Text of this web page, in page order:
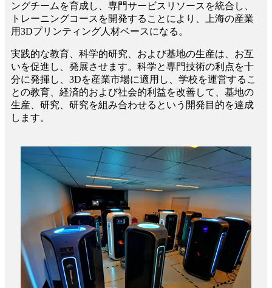
ングチームを育成し、専門サービスリソースを統合し、
トレーニングコースを開発することにより、上海の産業
用3Dプリンティング人材ベースになる。
実践的な教育、科学的研究、および基地の生産は、お互
いを促進し、発展させます。科学と専門技術の利点を十
分に発揮し、3Dを産業市場に適用し、学校を運営するこ
との教育、経済的および社会的利益を改善して、基地の
生産、研究、研究を組み合わせるという開発目的を達成
します。